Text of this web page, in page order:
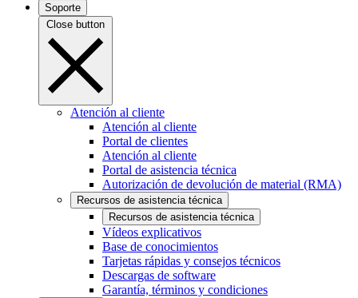
Soporte
Close button
Atención al cliente
Atención al cliente
Portal de clientes
Atención al cliente
Portal de asistencia técnica
Autorización de devolución de material (RMA)
Recursos de asistencia técnica
Recursos de asistencia técnica
Vídeos explicativos
Base de conocimientos
Tarjetas rápidas y consejos técnicos
Descargas de software
Garantía, términos y condiciones